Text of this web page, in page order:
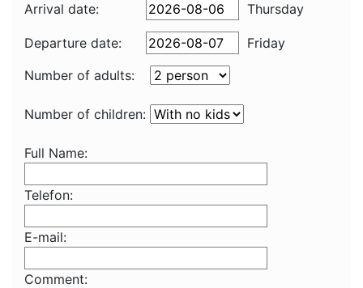
Arrival date: Thursday
Departure date:
Friday
Number of adults:
Number of children:
Full Name:
Telefon:
E-mail:
Comment: